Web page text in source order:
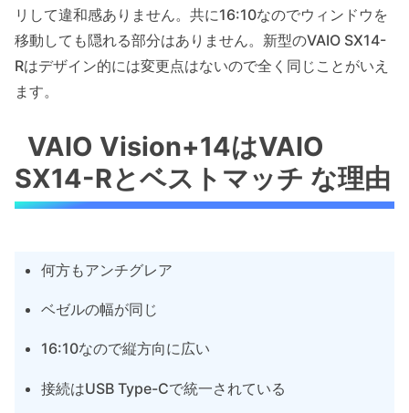
リして違和感ありません。共に16:10なのでウィンドウを
移動しても隠れる部分はありません。新型のVAIO SX14-
Rはデザイン的には変更点はないので全く同じことがいえ
ます。
VAIO Vision+14はVAIO
SX14-Rとベストマッチ な理由
何方もアンチグレア
ベゼルの幅が同じ
16:10なので縦方向に広い
接続はUSB Type-Cで統一されている